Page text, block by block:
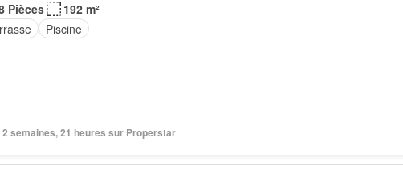
Pièces
192 m²
Piscine
2 semaines, 21 heures sur Properstar